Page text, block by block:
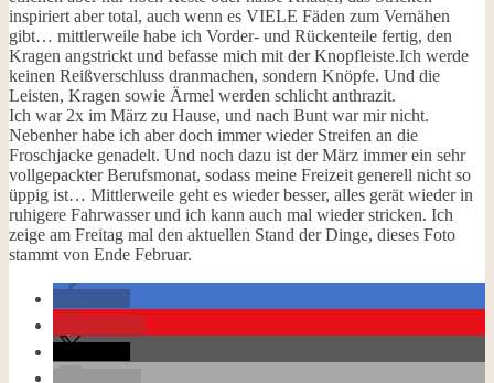
inspiriert aber total, auch wenn es VIELE Fäden zum Vernähen
gibt… mittlerweile habe ich Vorder- und Rückenteile fertig, den
Kragen angstrickt und befasse mich mit der Knopfleiste.Ich werde
keinen Reißverschluss dranmachen, sondern Knöpfe. Und die
Leisten, Kragen sowie Ärmel werden schlicht anthrazit.
Ich war 2x im März zu Hause, und nach Bunt war mir nicht.
Nebenher habe ich aber doch immer wieder Streifen an die
Froschjacke genadelt. Und noch dazu ist der März immer ein sehr
vollgepackter Berufsmonat, sodass meine Freizeit generell nicht so
üppig ist… Mittlerweile geht es wieder besser, alles gerät wieder in
ruhigere Fahrwasser und ich kann auch mal wieder stricken. Ich
zeige am Freitag mal den aktuellen Stand der Dinge, dieses Foto
stammt von Ende Februar.